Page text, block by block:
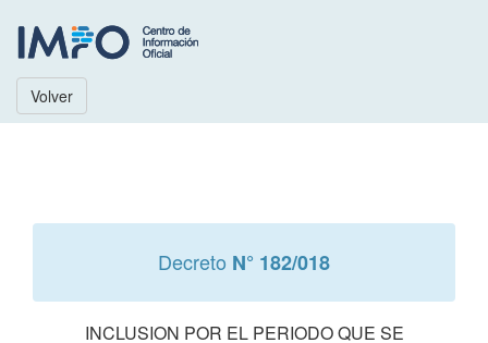
Volver
Decreto N° 182/018
INCLUSION POR EL PERIODO QUE SE